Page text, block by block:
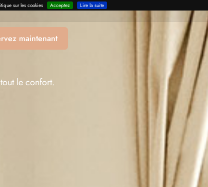
sur les cookies Acceptez Lire la suite
maintenant
le confort.